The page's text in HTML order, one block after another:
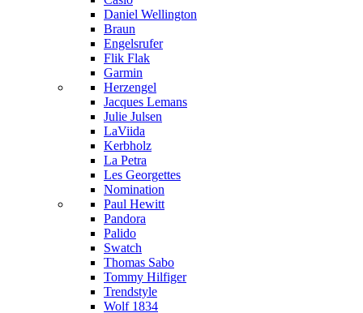
Daniel Wellington
Braun
Engelsrufer
Flik Flak
Garmin
Herzengel
Jacques Lemans
Julie Julsen
LaViida
Kerbholz
La Petra
Les Georgettes
Nomination
Paul Hewitt
Pandora
Palido
Swatch
Thomas Sabo
Tommy Hilfiger
Trendstyle
Wolf 1834